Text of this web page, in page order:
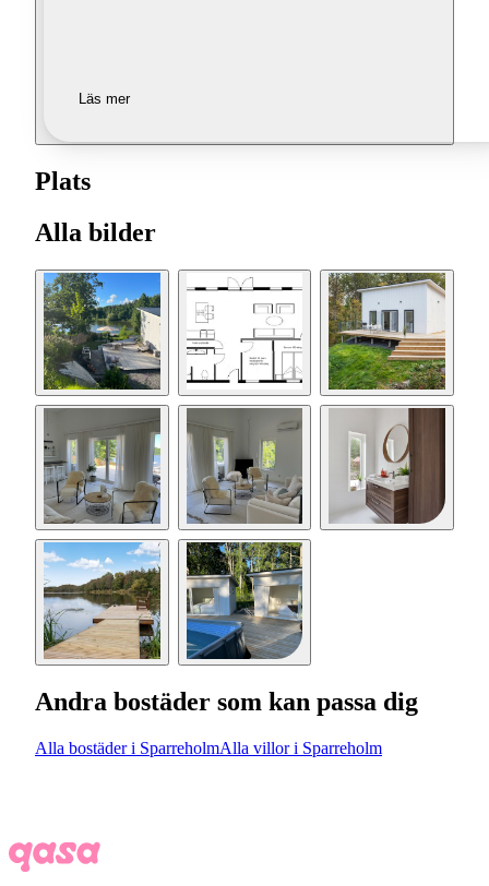
Läs mer
Plats
Alla bilder
Andra bostäder som kan passa dig
Alla bostäder i SparreholmAlla villor i Sparreholm